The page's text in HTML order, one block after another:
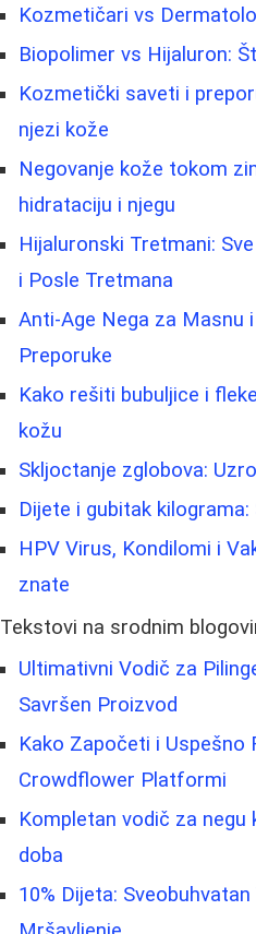
Kozmetičari vs
Biopolimer vs Hijaluron:
Kozmetički saveti i
njezi kože
Negovanje kože tokom
hidrataciju i njegu
Hijaluronski Tretmani:
i Posle Tretmana
Anti-Age Nega za Masnu
Preporuke
Kako rešiti bubuljice i
kožu
Skljoctanje zglobova:
Dijete i gubitak
HPV Virus, Kondilomi i
znate
Tekstovi na srodnim
Ultimativni Vodič za
Savršen Proizvod
Kako Započeti i Uspešno
Crowdflower Platformi
Kompletan vodič za
doba
10% Dijeta: